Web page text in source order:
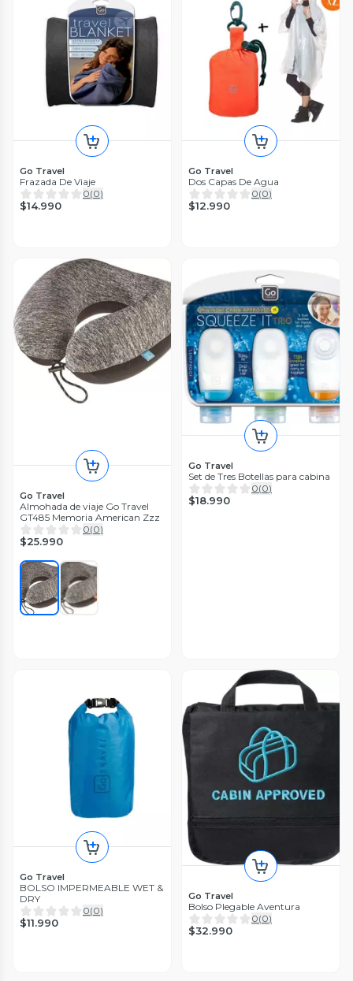
Go Travel
Frazada De Viaje
0(0)
$14.990
Go Travel
Dos Capas De Agua
0(0)
$12.990
Go Travel
Almohada de viaje Go Travel
GT485 Memoria American Zzz
0(0)
$25.990
Go Travel
Set de Tres Botellas para cabina
0(0)
$18.990
Go Travel
BOLSO IMPERMEABLE WET &
DRY
0(0)
$11.990
Go Travel
Bolso Plegable Aventura
0(0)
$32.990